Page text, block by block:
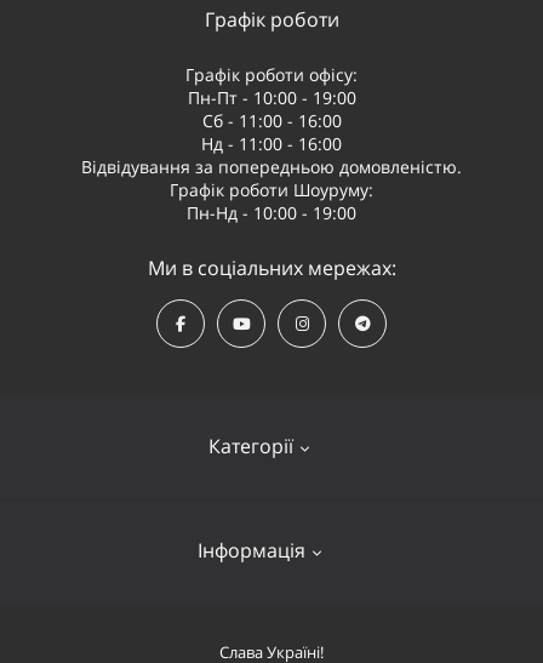
Категорії
Квадрокоптери
Інформація
Оплата і доставка
Графік роботи
Графік роботи офісу:
Пн-Пт - 10:00 - 19:00
Сб - 11:00 - 16:00
Нд - 11:00 - 16:00
Відвідування за попередньою домовленістю.
Графік роботи Шоуруму:
Пн-Нд - 10:00 - 19:00
Ми в соціальних мережах:
Слава Україні!